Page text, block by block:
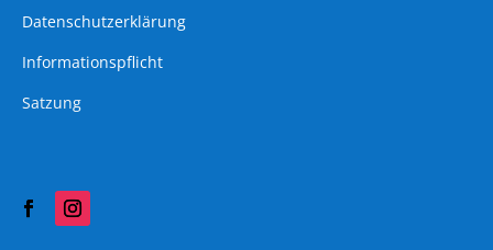
Datenschutzerklärung
Informationspflicht
Satzung